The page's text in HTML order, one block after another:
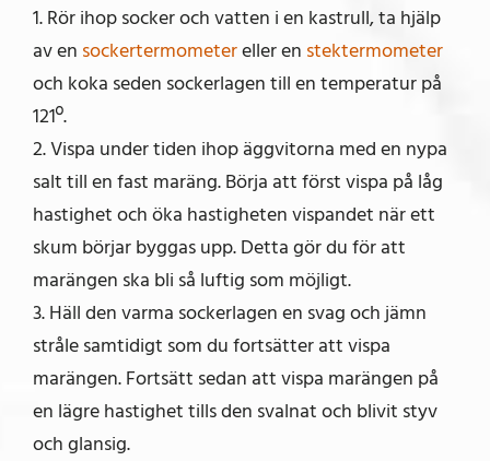
1. Rör ihop socker och vatten i en kastrull, ta hjälp
av en sockertermometereller en stektermometer
och koka seden sockerlagen till en temperatur på
121º.
2. Vispa under tiden ihop äggvitorna med en nypa
salt till en fast maräng. Börja att först vispa på låg
hastighet och öka hastigheten vispandet när ett
skum börjar byggas upp. Detta gör du för att
marängen ska bli så luftig som möjligt.
3. Häll den varma sockerlagen en svag och jämn
stråle samtidigt som du fortsätter att vispa
marängen. Fortsätt sedan att vispa marängen på
en lägre hastighet tills den svalnat och blivit styv
och glansig.